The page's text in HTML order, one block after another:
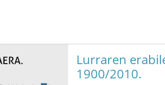
Lurraren
1900/2010.